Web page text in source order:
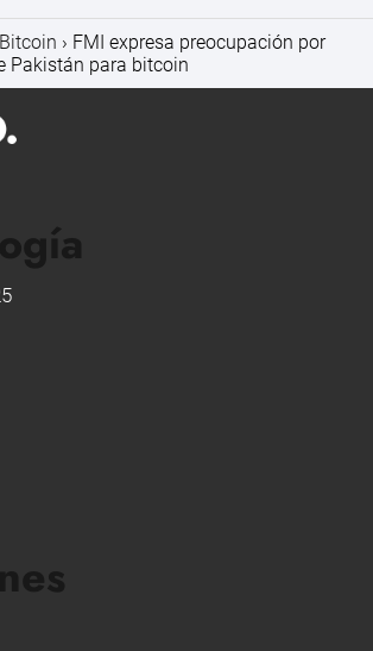
Bitcoin
FMI expresa preocupación por
Pakistán para bitcoin